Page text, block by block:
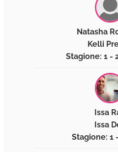
Natasha
Kelli
Stagione: 1 -
Issa
Issa
Stagione: 1